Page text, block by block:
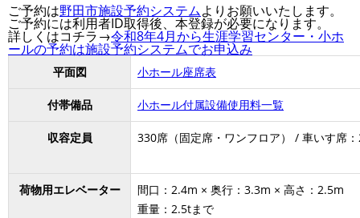
ご予約は野田市施設予約システムよりお願いいたします。
ご予約には利用者ID取得後、本登録が必要になります。
詳しくはコチラ→令和8年4月から生涯学習センター・小ホ
ールの予約は施設予約システムでお申込み
平面図 小ホール座席表
付帯備品 小ホール付属設備使用料一覧
収容定員 330席（固定席・ワンフロア） / 車いす席
荷物用エレベーター
間口：2.4m × 奥行：3.3m × 高さ：2.5m
重量：2.5tまで